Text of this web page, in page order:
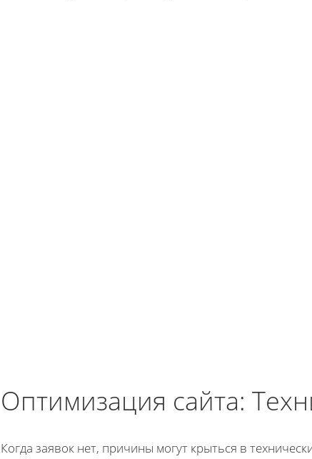
Оптимизация сайта:
Когда заявок нет, причины могут крыться в